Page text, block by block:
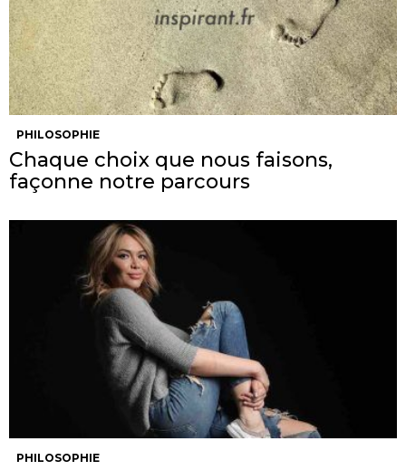
PHILOSOPHIE
Chaque choix que nous faisons,
façonne notre parcours
PHILOSOPHIE